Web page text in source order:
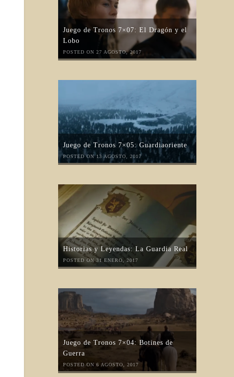
Juego de Tronos 7×07: El Dragón y el
Lobo
POSTED ON 27 AGOSTO, 2017
Juego de Tronos 7×05: Guardiaoriente
POSTED ON 13 AGOSTO, 2017
Historias y Leyendas: La Guardia Real
POSTED ON 31 ENERO, 2017
Juego de Tronos 7×04: Botines de
Guerra
POSTED ON 6 AGOSTO, 2017